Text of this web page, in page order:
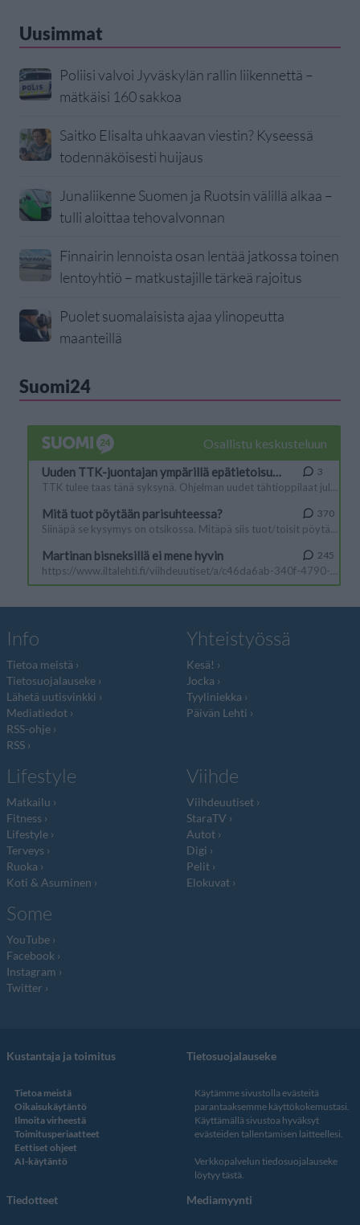
Uusimmat
Poliisi valvoi Jyväskylän rallin liikennettä –
mätkäisi 160 sakkoa
Saitko Elisalta uhkaavan viestin? Kyseessä
todennäköisesti huijaus
Junaliikenne Suomen ja Ruotsin välillä alkaa –
tulli aloittaa tehovalvonnan
Finnairin lennoista osan lentää jatkossa toinen
lentoyhtiö – matkustajille tärkeä rajoitus
Puolet suomalaisista ajaa ylinopeutta
maanteillä
Suomi24
Info
Tietoa meistä
Tietosuojalauseke
Lähetä uutisvinkki
Mediatiedot
RSS-ohje
RSS
Yhteistyössä
Kesä!
Jocka
Tyyliniekka
Päivän Lehti
Lifestyle
Matkailu
Fitness
Lifestyle
Terveys
Ruoka
Koti & Asuminen
Viihde
Viihdeuutiset
StaraTV
Autot
Digi
Pelit
Elokuvat
Some
YouTube
Facebook
Instagram
Twitter
Kustantaja ja toimitus
Tietoa meistä
Oikaisukäytäntö
Ilmoita virheestä
Toimitusperiaatteet
Eettiset ohjeet
AI-käytäntö
Tietosuojalauseke
Käytämme sivustolla evästeitä
parantaaksemme käyttökokemustasi.
Käyttämällä sivustoa hyväksyt
evästeiden tallentamisen laitteellesi.
Verkkopalvelun tiedosuojalauseke
löytyy tästä.
Tiedotteet Mediamyynti